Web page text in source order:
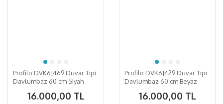
Profilo DVK6J469 Duvar Tipi
Davlumbaz 60 cm Siyah
16.000,00 TL
Profilo DVK6J429 Duvar Tipi
Davlumbaz 60 cm Beyaz
16.000,00 TL